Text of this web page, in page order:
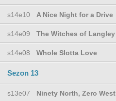
s14e10 A Nice Night for a Drive
s14e09 The Witches of Langley
s14e08 Whole Slotta Love
Sezon 13
s13e07 Ninety North, Zero West